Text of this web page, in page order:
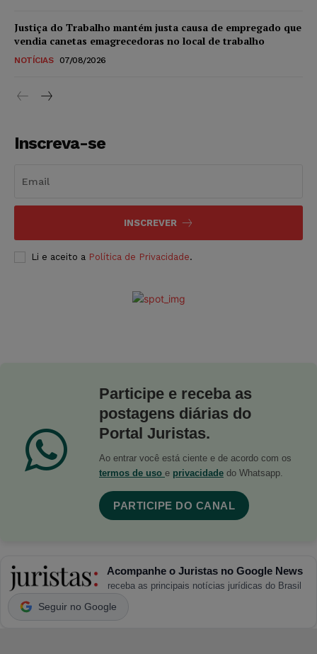
Justiça do Trabalho mantém justa causa de empregado que
vendia canetas emagrecedoras no local de trabalho
NOTÍCIAS 07/08/2026
Inscreva-se
INSCREVER
Li e aceito a Política de Privacidade.
Participe e receba as
postagens diárias do
Portal Juristas.
Ao entrar você está ciente e de acordo com os
termos de uso e privacidade do Whatsapp.
PARTICIPE DO CANAL
Acompanhe o Juristas no Google News
receba as principais notícias jurídicas do Brasil
Seguir no Google